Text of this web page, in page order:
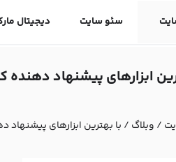
سئو سایت دیجیتال
ابزارهای پیشنهاد‌
/ وبلاگ / با بهترین ابزارهای